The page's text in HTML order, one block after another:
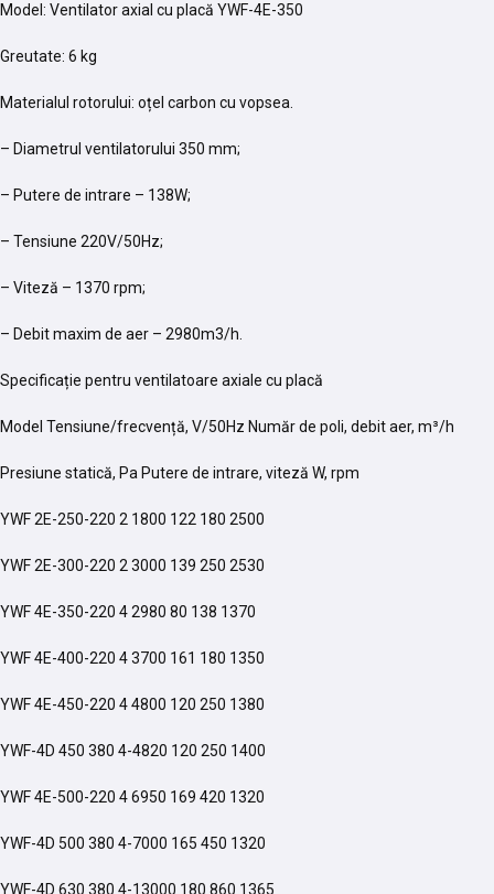
Model: Ventilator axial cu placă YWF-4E-350
Greutate: 6 kg
Materialul rotorului: oțel carbon cu vopsea.
– Diametrul ventilatorului 350 mm;
– Putere de intrare – 138W;
– Tensiune 220V/50Hz;
– Viteză – 1370 rpm;
– Debit maxim de aer – 2980m3/h.
Specificație pentru ventilatoare axiale cu placă
Model Tensiune/frecvență, V/50Hz Număr de poli, debit aer, m³/h
Presiune statică, Pa Putere de intrare, viteză W, rpm
YWF 2E-250-220 2 1800 122 180 2500
YWF 2E-300-220 2 3000 139 250 2530
YWF 4E-350-220 4 2980 80 138 1370
YWF 4E-400-220 4 3700 161 180 1350
YWF 4E-450-220 4 4800 120 250 1380
YWF-4D 450 380 4-4820 120 250 1400
YWF 4E-500-220 4 6950 169 420 1320
YWF-4D 500 380 4-7000 165 450 1320
YWF-4D 630 380 4-13000 180 860 1365